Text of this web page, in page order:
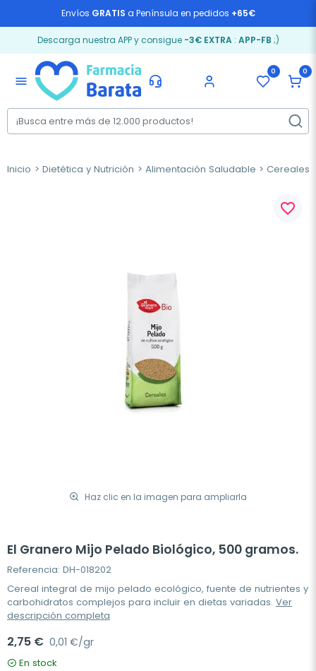
Envíos GRATIS a Península en pedidos +65€
Descarga nuestra APP y consigue -3€ EXTRA: APP-FB ;)
menu
0 0
Inicio Dietética y Nutrición Alimentación Saludable Cereales,
Haz clic en la imagen para ampliarla
favorite_border
El Granero Mijo Pelado Biológico, 500 gramos.
Referencia: DH-018202
Cereal integral de mijo pelado ecológico, fuente de nutrientes y
carbohidratos complejos para incluir en dietas variadas. Ver
descripción completa
2,75 € 0,01 €/gr
En stock